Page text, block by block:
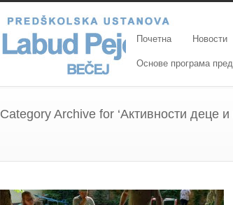
Почетна Новости
Основе програма
Category Archive for ‘Активности деце и